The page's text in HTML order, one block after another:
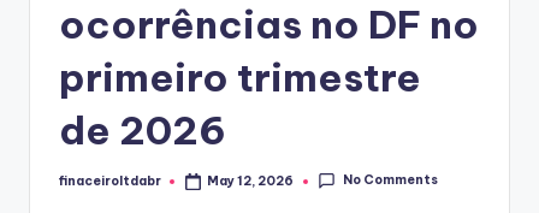
ocorrências no DF no
primeiro trimestre
de 2026
Posted
finaceiroltdabr May 12, 2026 No Comments